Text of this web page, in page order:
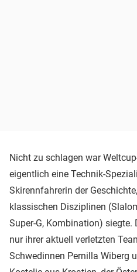
Nicht zu schlagen war
eigentlich eine Technik-
Skirennfahrerin der
klassischen Disziplinen
Super-G, Kombination)
nur ihrer aktuell verletzten
Schwedinnen Pernilla Wiberg